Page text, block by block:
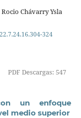
Chávarry Ysla
324
PDF Descargas: 547
un enfoque
medio superior